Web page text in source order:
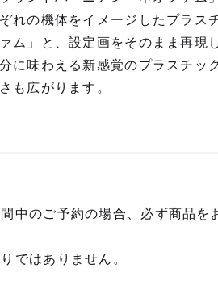
れの機体をイメージしたプラス
」と、設定画をそのまま再現
に味わえる新感覚のプラスチッ
も広がります。
中のご予約の場合、必ず商品を
ではありません。